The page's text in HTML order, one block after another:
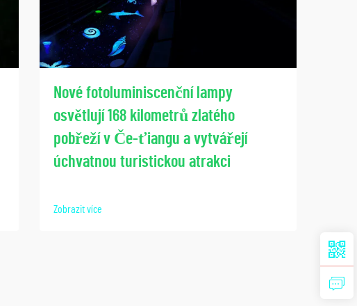
Nové fotoluminiscenční lampy
osvětlují 168 kilometrů zlatého
pobřeží v Če-ťiangu a vytvářejí
úchvatnou turistickou atrakci
Zobrazit více